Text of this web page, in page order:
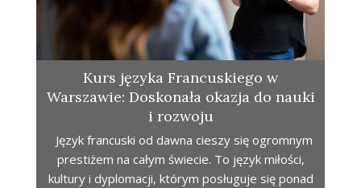
Kurs języka Francuskiego w
Warszawie: Doskonała okazja do nauki
i rozwoju
Język francuski od dawna cieszy się ogromnym
prestiżem na całym świecie. To język miłości,
kultury i dyplomacji, którym posługuje się ponad